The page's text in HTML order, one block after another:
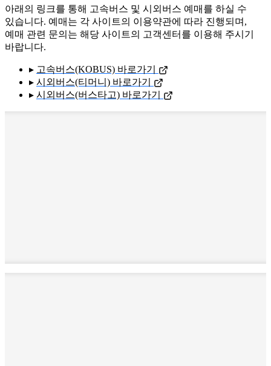
아래의 링크를 통해 고속버스 및 시외버스 예매를 하실 수
있습니다. 예매는 각 사이트의 이용약관에 따라 진행되며,
예매 관련 문의는 해당 사이트의 고객센터를 이용해 주시기
바랍니다.
▸ 고속버스(KOBUS) 바로가기
▸ 시외버스(티머니) 바로가기
▸ 시외버스(버스타고) 바로가기